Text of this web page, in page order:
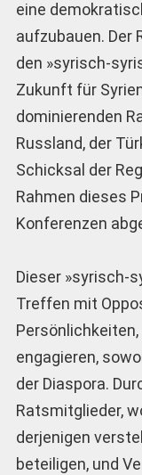
eine
aufzubauen. Der
den »syrisch-
Zukunft für
dominierenden
Russland, der
Schicksal der
Rahmen dieses
Konferenzen
Dieser »syrisch-
Treffen mit
engagieren,
der Diaspora.
Ratsmitglieder,
derjenigen
beteiligen, und